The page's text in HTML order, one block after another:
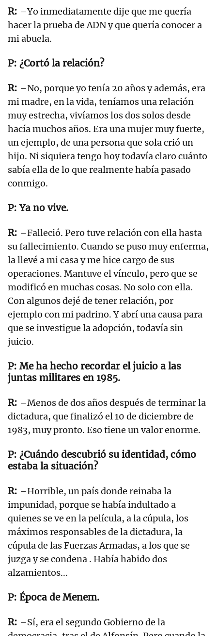
–Yo inmediatamente dije que me quería
hacer la prueba de ADN y que quería conocer a
mi abuela.
¿Cortó la relación?
–No, porque yo tenía 20 años y además, era
mi madre, en la vida, teníamos una relación
muy estrecha, vivíamos los dos solos desde
hacía muchos años. Era una mujer muy fuerte,
un ejemplo, de una persona que sola crió un
hijo. Ni siquiera tengo hoy todavía claro cuánto
sabía ella de lo que realmente había pasado
conmigo.
Ya no vive.
–Falleció. Pero tuve relación con ella hasta
su fallecimiento. Cuando se puso muy enferma,
la llevé a mi casa y me hice cargo de sus
operaciones. Mantuve el vínculo, pero que se
modificó en muchas cosas. No solo con ella.
Con algunos dejé de tener relación, por
ejemplo con mi padrino. Y abrí una causa para
que se investigue la adopción, todavía sin
juicio.
Me ha hecho recordar el juicio a las
juntas militares en 1985.
–Menos de dos años después de terminar la
dictadura, que finalizó el 10 de diciembre de
1983, muy pronto. Eso tiene un valor enorme.
¿Cuándo descubrió su identidad, cómo
estaba la situación?
–Horrible, un país donde reinaba la
impunidad, porque se había indultado a
quienes se ve en la película, a la cúpula, los
máximos responsables de la dictadura, la
cúpula de las Fuerzas Armadas, a los que se
juzga y se condena . Había habido dos
alzamientos...
Época de Menem.
–Sí, era el segundo Gobierno de la